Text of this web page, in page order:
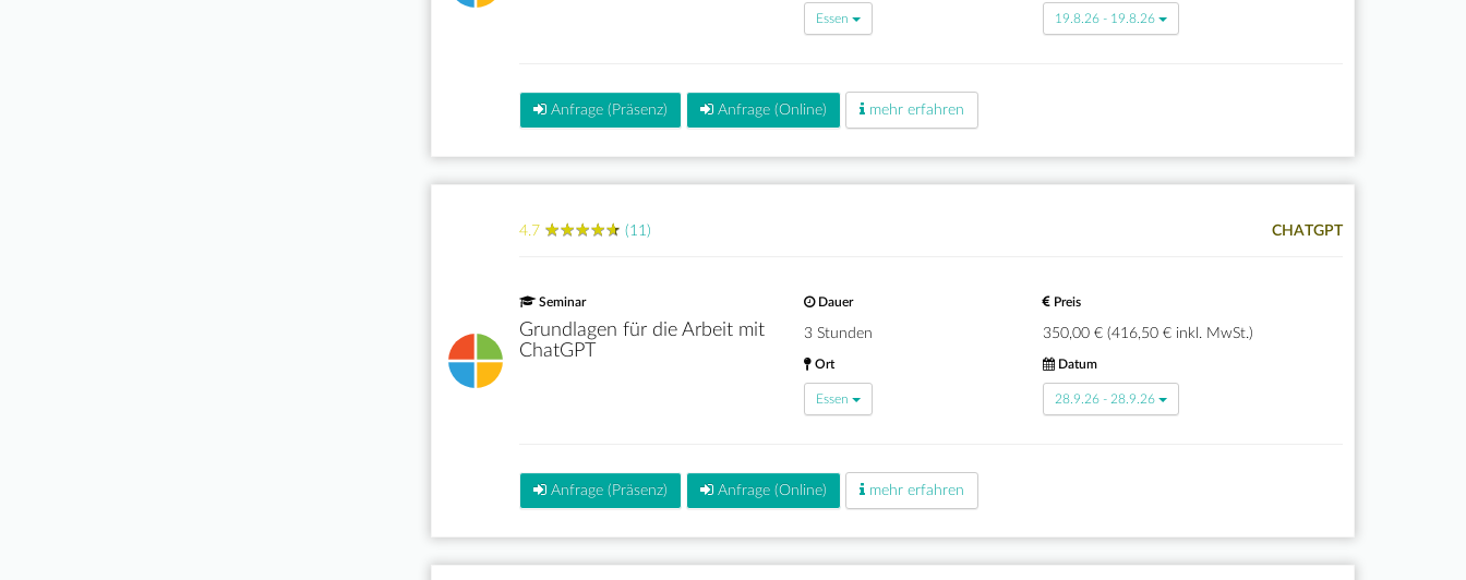
Essen 19.8.26 - 19.8.26
Anfrage (Präsenz) Anfrage (Online) mehr erfahren
4.7 ★★★★★
★★★★★ (11) CHATGPT
Seminar
Grundlagen für die Arbeit mit
ChatGPT
Dauer
3 Stunden
Preis
350,00 € (416,50 € inkl. MwSt.)
Ort
Essen
Datum
28.9.26 - 28.9.26
Anfrage (Präsenz) Anfrage (Online) mehr erfahren